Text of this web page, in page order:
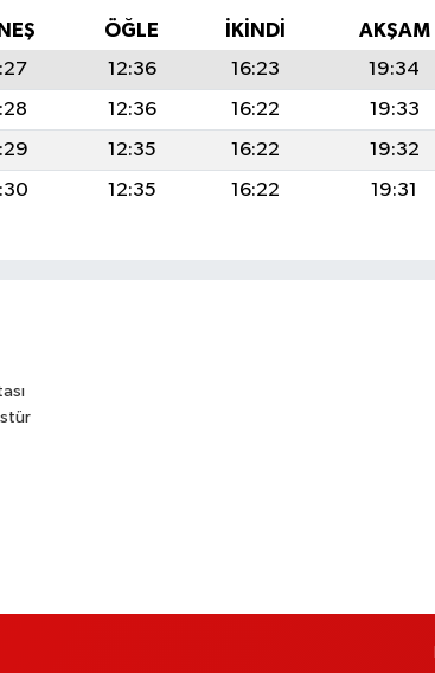
ÖĞLE İKINDI AKŞAM
12:36 16:23 19:34
12:36 16:22 19:33
12:35 16:22 19:32
12:35 16:22 19:31